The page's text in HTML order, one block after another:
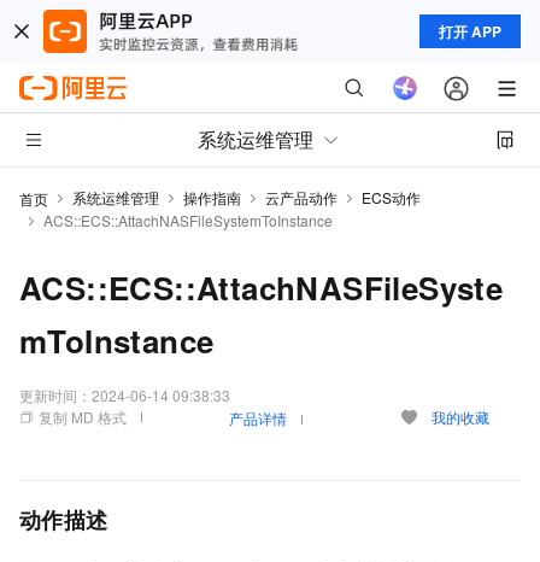
打开 APP
系统运维管理
首页 系统运维管理 操作指南 云产品动作
ECS动作
ACS::ECS::AttachNASFileSystemToInstance
ACS::ECS::AttachNASFileSyste
mToInstance
更新时间： 2024-06-14 09:38:33
复制 MD 格式
产品详情 我的收藏
动作描述